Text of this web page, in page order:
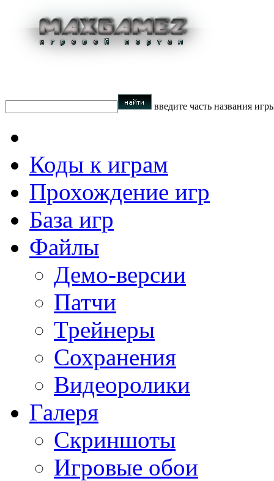
введите часть названия
Коды к играм
Прохождение игр
База игр
Файлы
Демо-версии
Патчи
Трейнеры
Сохранения
Видеоролики
Галеря
Скриншоты
Игровые обои